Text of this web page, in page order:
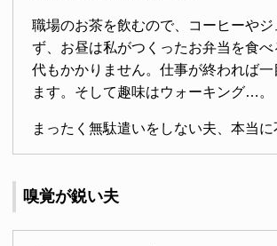
職場のお茶を飲むので、コーヒーや
ず、お昼は私がつくったお弁当を食
代もかかりません。仕事が終われば一
ます。そして趣味はウォーキング…。
まったく無駄遣いをしない夫、本当に
嗅覚が鋭い夫